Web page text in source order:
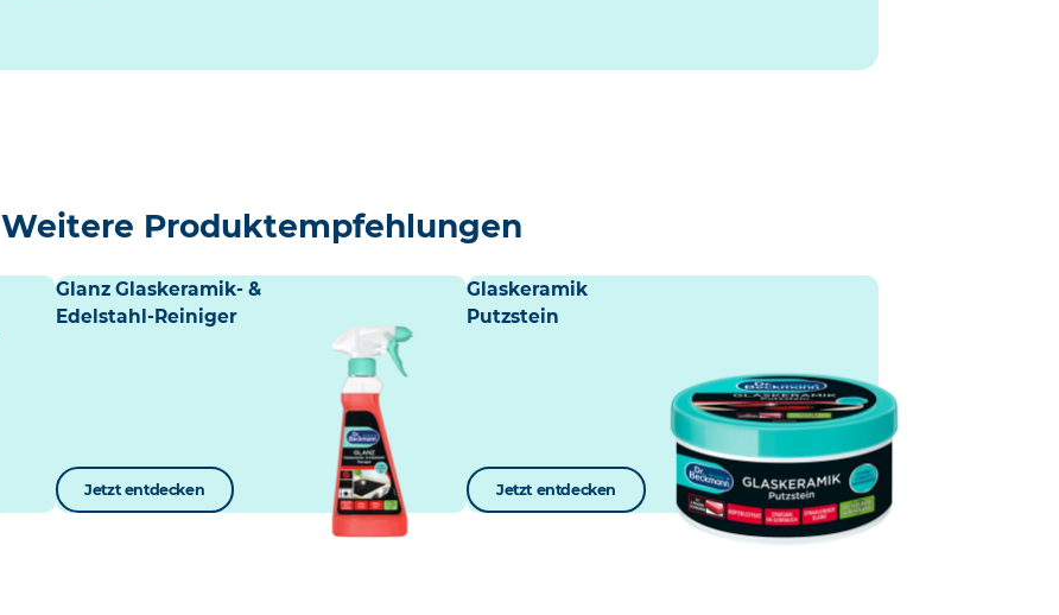
Weitere Produktempfehlungen
Glanz Glaskeramik- &
Edelstahl-Reiniger
Jetzt entdecken
Glaskeramik
Putzstein
Jetzt entdecken